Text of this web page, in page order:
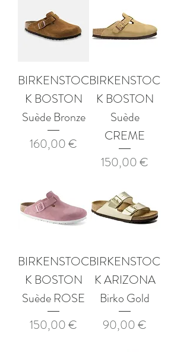
BIRKENSTOC
K BOSTON
Suède Bronze
Prix
160,00 €
BIRKENSTOC
K BOSTON
Suède
CREME
Prix
150,00 €
BIRKENSTOC
K BOSTON
Suède ROSE
Prix
150,00 €
BIRKENSTOC
K ARIZONA
Birko Gold
Prix
90,00 €